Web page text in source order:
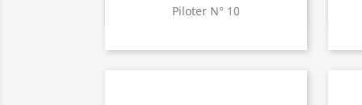
Piloter N° 10
Aperçu rapide